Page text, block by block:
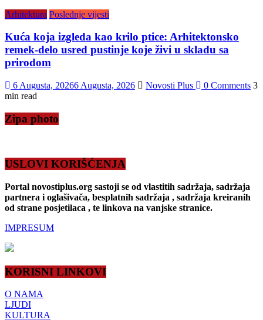
Arhitektura Poslednje vijesti
Kuća koja izgleda kao krilo ptice: Arhitektonsko
remek-delo usred pustinje koje živi u skladu sa
prirodom
6 Augusta, 20266 Augusta, 2026 Novosti Plus 0 Comments 3
min read
Zipa photo
USLOVI KORIŠĆENJA
Portal novostiplus.org sastoji se od vlastitih sadržaja, sadržaja
partnera i oglašivača, besplatnih sadržaja , sadržaja kreiranih
od strane posjetilaca , te linkova na vanjske stranice.
IMPRESUM
KORISNI LINKOVI
O NAMA
LJUDI
KULTURA